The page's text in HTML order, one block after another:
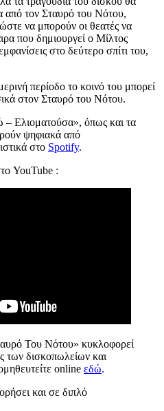
από τον Σταυρό του Νότου,
να μπορούν οι θεατές να
που δημιουργεί ο Μίλτος
στο δεύτερο σπίτι του,
περίοδο το κοινό του μπορεί
στον Σταυρό του Νότου.
Ελιοματούσα», όπως και τα
ψηφιακά από
στο Spotify.
YouTube :
Του Νότου» κυκλοφορεί
των δισκοπωλείων και
online εδώ.
και σε διπλό